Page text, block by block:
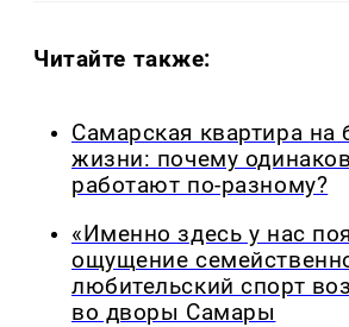
Читайте также:
Самарская квартира на
жизни: почему
работают по-разному?
«Именно здесь у нас
ощущение
любительский спорт
во дворы Самары